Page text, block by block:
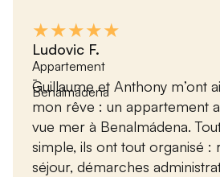
★★★★★
Ludovic F.
Appartement
-
Benalmádena
Guillaume et Anthony m’ont
mon rêve : un appartement
vue mer à Benalmádena.
simple, ils ont tout organisé :
séjour, démarches